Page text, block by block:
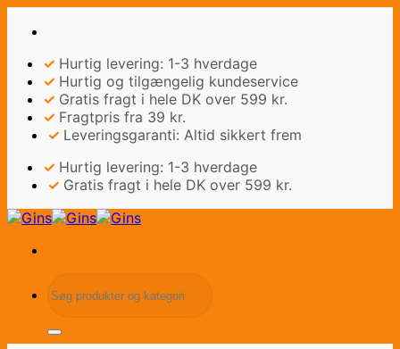
✓ Hurtig levering: 1-3 hverdage
✓ Hurtig og tilgængelig kundeservice
✓ Gratis fragt i hele DK over 599 kr.
✓ Fragtpris fra 39 kr.
✓ Leveringsgaranti: Altid sikkert frem
✓ Hurtig levering: 1-3 hverdage
✓ Gratis fragt i hele DK over 599 kr.
efter: